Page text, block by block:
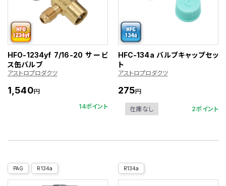
HFO-1234yf 7/16-20 サービ
ス缶バルブ
アストロプロダクツ
1,540円
14ポイント
HFC-134a バルブキャップセッ
ト
アストロプロダクツ
275円
在庫なし 2ポイント
PAG R134a R134a